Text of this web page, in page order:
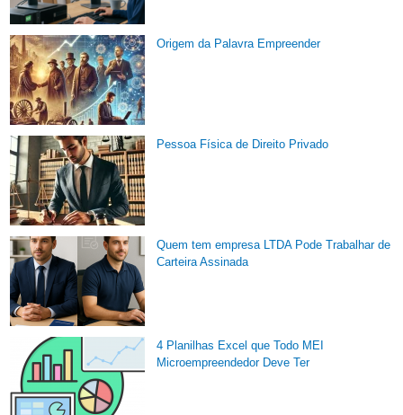
Origem da Palavra Empreender
Pessoa Física de Direito Privado
Quem tem empresa LTDA Pode Trabalhar de
Carteira Assinada
4 Planilhas Excel que Todo MEI
Microempreendedor Deve Ter